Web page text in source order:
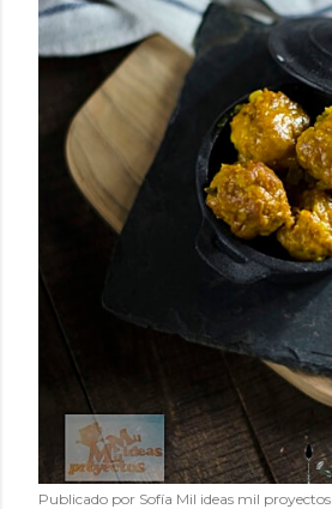
Publicado por Sofía Mil ideas mil proyectos